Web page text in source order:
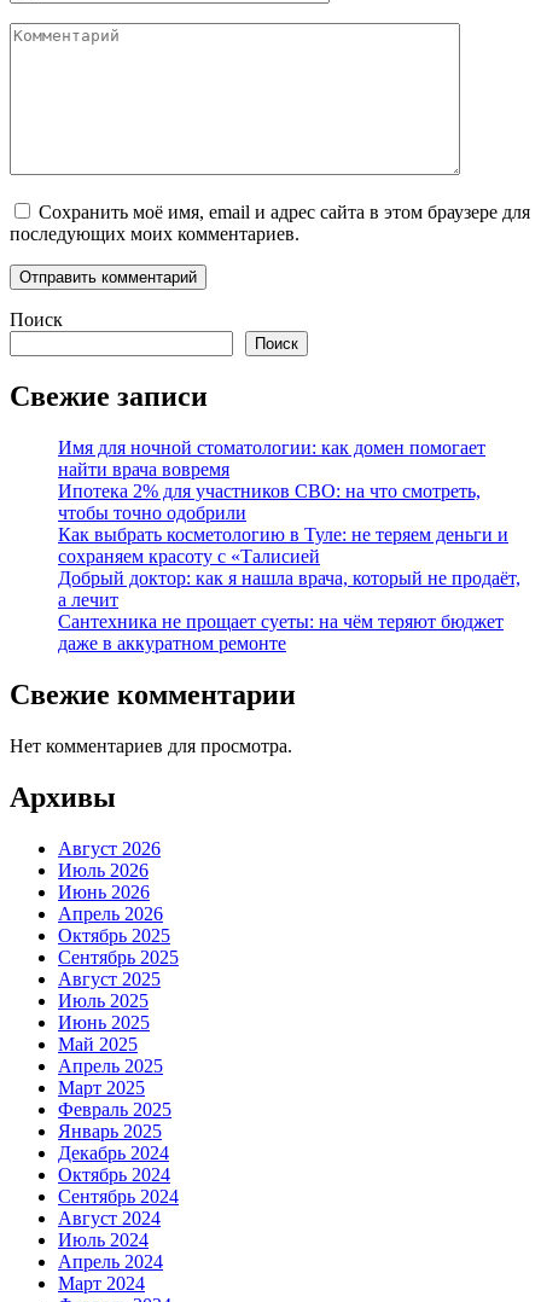
Комментарий
Сохранить моё имя, email и адрес сайта в этом браузере для
последующих моих комментариев.
Поиск
Поиск
Свежие записи
Имя для ночной стоматологии: как домен помогает
найти врача вовремя
Ипотека 2% для участников СВО: на что смотреть,
чтобы точно одобрили
Как выбрать косметологию в Туле: не теряем деньги и
сохраняем красоту с «Талисией
Добрый доктор: как я нашла врача, который не продаёт,
а лечит
Сантехника не прощает суеты: на чём теряют бюджет
даже в аккуратном ремонте
Свежие комментарии
Нет комментариев для просмотра.
Архивы
Август 2026
Июль 2026
Июнь 2026
Апрель 2026
Октябрь 2025
Сентябрь 2025
Август 2025
Июль 2025
Июнь 2025
Май 2025
Апрель 2025
Март 2025
Февраль 2025
Январь 2025
Декабрь 2024
Октябрь 2024
Сентябрь 2024
Август 2024
Июль 2024
Апрель 2024
Март 2024